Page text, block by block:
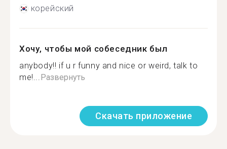
корейский
Хочу, чтобы мой собеседник был
anybody!! if u r funny and nice or weird, talk to
me!...Развернуть
Скачать приложение